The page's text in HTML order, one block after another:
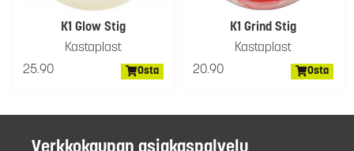
K1 Glow Stig
Kastaplast
25.90
Osta
K1 Grind Stig
Kastaplast
20.90
Osta